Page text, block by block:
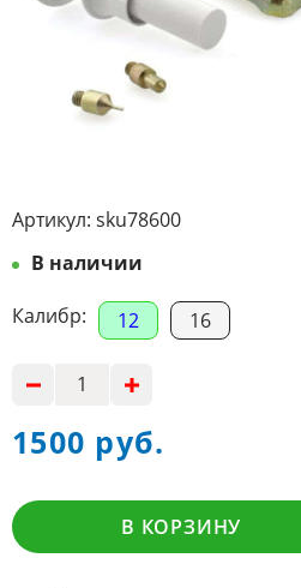
Артикул: sku78600
В наличии
Калибр:
12 16
1500 руб.
В КОРЗИНУ